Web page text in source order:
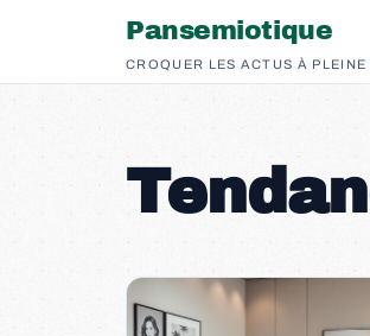
Pansemiotique
CROQUER LES ACTUS À PLEINE